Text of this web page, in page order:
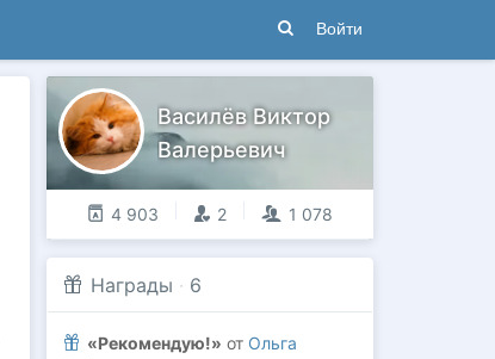
Войти
Василёв Виктор
Валерьевич
4 903 2 1 078
Награды · 6
«Рекомендую!» от Ольга